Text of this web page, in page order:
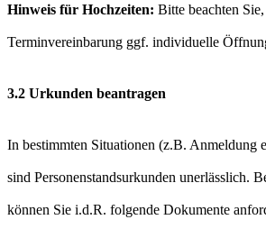
Hinweis für Hochzeiten: Bitte beachten
Terminvereinbarung ggf. individuelle
3.2 Urkunden beantragen
In bestimmten Situationen (z.B. Anmeldung
sind Personenstandsurkunden unerlässlich.
können Sie i.d.R. folgende Dokumente